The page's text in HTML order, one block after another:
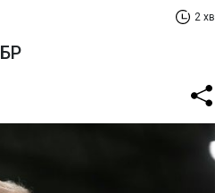
2 хв